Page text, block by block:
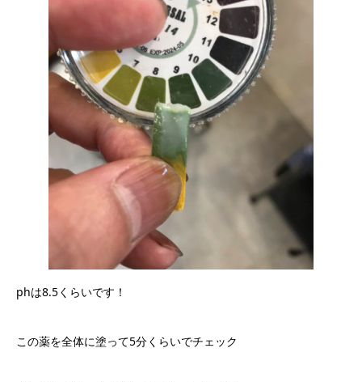
phは8.5くらいです！
この薬を全体に塗って5分くらいでチェック